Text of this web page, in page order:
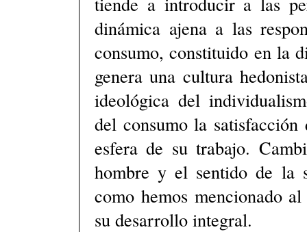
dinámica ajena a las
consumo, constituido en la
genera una cultura
ideológica del
del consumo la
esfera de su trabajo.
hombre y el sentido de la
como hemos mencionado
su desarrollo integral.